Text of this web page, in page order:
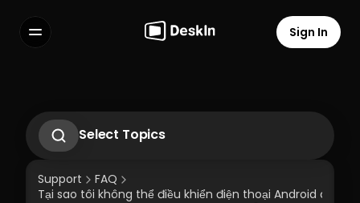
Sign In
Select Topics
Tài khoản Cá nhân DeskIn?
Cách thiết lập truy cập từ xa không cần
Support
FAQ
Tại sao tôi không thể điều khiển điện thoại Android của